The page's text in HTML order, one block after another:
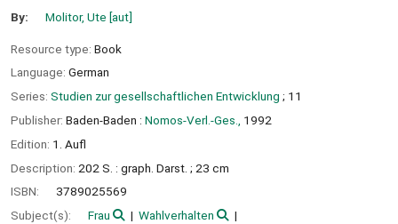
By: Molitor, Ute [aut]
Resource type: Book
Language: German
Series: Studien zur gesellschaftlichen Entwicklung ; 11
Publisher: Baden-Baden : Nomos-Verl.-Ges.,
1992
Edition: 1. Aufl
Description: 202 S. : graph. Darst. ; 23 cm
ISBN:
3789025569
Subject(s):
Frau
Wahlverhalten